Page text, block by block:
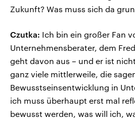
Zukunft? Was muss sich da
Czutka: Ich bin ein großer Fan
Unternehmensberater, dem
geht davon aus – und er ist
ganz viele mittlerweile, die
Bewusstseinsentwicklung in
ich muss überhaupt erst mal
bewusst werden, was will ich,